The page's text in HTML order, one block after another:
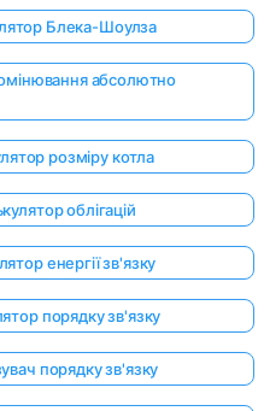
Блека-Шоулза
абсолютно
розміру котла
облігацій
енергії зв'язку
порядку зв'язку
порядку зв'язку